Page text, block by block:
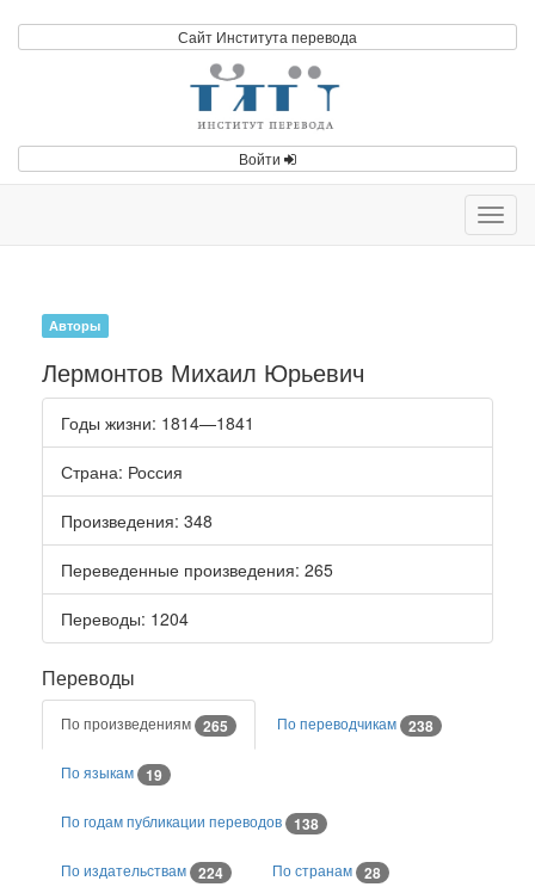
Сайт Института перевода
Войти
Авторы
Лермонтов Михаил Юрьевич
Годы жизни: 1814—1841
Страна: Россия
Произведения: 348
Переведенные произведения: 265
Переводы: 1204
Переводы
По произведениям 265 По переводчикам 238
По языкам 19
По годам публикации переводов 138
По издательствам 224 По странам 28